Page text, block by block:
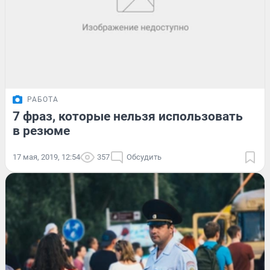
РАБОТА
7 фраз, которые нельзя использовать
в резюме
17 мая, 2019, 12:54 357 Обсудить